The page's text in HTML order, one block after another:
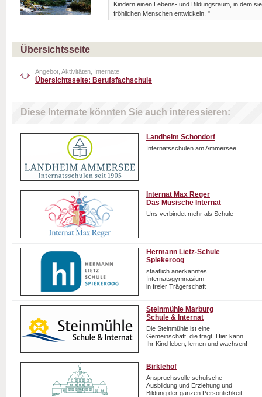
Kindern einen Lebens- und Bildungsraum, in dem
fröhlichen Menschen entwickeln. "
Übersichtsseite
Angebot, Aktivitäten, Internate
Übersichtsseite: Berufsfachschule
Diese Internate könnten Sie auch interessieren:
Landheim Schondorf
Internatsschulen am Ammersee
Internat Max Reger
Das Musische Internat
Uns verbindet mehr als Schule
Hermann Lietz-Schule
Spiekeroog
staatlich anerkanntes
Internatsgymnasium
in freier Trägerschaft
Steinmühle Marburg
Schule & Internat
Die Steinmühle ist eine
Gemeinschaft, die trägt. Hier kann
Ihr Kind leben, lernen und wachsen!
Birklehof
Anspruchsvolle schulische
Ausbildung und Erziehung und
Bildung der ganzen Persönlichkeit